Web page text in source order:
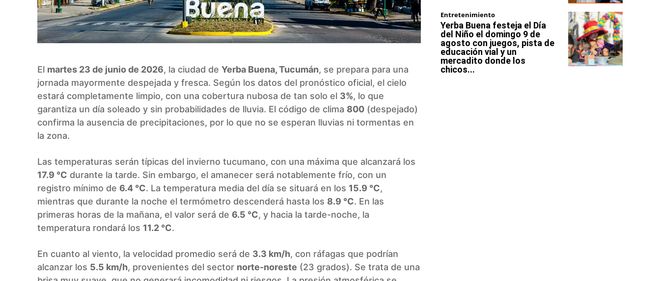
El martes 23 de junio de 2026, la ciudad de Yerba Buena, Tucumán, se prepara para una
jornada mayormente despejada y fresca. Según los datos del pronóstico oficial, el cielo
estará completamente limpio, con una cobertura nubosa de tan solo el 3%, lo que
garantiza un día soleado y sin probabilidades de lluvia. El código de clima 800 (despejado)
confirma la ausencia de precipitaciones, por lo que no se esperan lluvias ni tormentas en
la zona.
Las temperaturas serán típicas del invierno tucumano, con una máxima que alcanzará los
17.9 °C durante la tarde. Sin embargo, el amanecer será notablemente frío, con un
registro mínimo de 6.4 °C. La temperatura media del día se situará en los 15.9 °C,
mientras que durante la noche el termómetro descenderá hasta los 8.9 °C. En las
primeras horas de la mañana, el valor será de 6.5 °C, y hacia la tarde-noche, la
temperatura rondará los 11.2 °C.
En cuanto al viento, la velocidad promedio será de 3.3 km/h, con ráfagas que podrían
alcanzar los 5.5 km/h, provenientes del sector norte-noreste (23 grados). Se trata de una
Entretenimiento
Yerba Buena festeja el Día
del Niño el domingo 9 de
agosto con juegos, pista de
educación vial y un
mercadito donde los
chicos...